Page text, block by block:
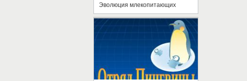
Эволюция млекопитающих